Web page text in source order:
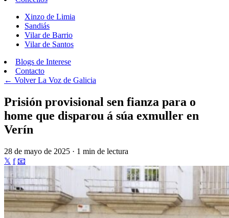
Xinzo de Limia
Sandiás
Vilar de Barrio
Vilar de Santos
Blogs de Interese
Contacto
← VolverLa Voz de Galicia
Prisión provisional sen fianza para o
home que disparou á súa exmuller en
Verín
28 de mayo de 2025 · 1 min de lectura
𝕏 f 📧